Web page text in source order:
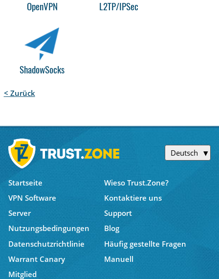
OpenVPN L2TP/IPSec
ShadowSocks
< Zurück
Deutsch
Startseite
Wieso Trust.Zone?
VPN Software
Kontaktiere uns
Server
Support
Nutzungsbedingungen
Blog
Datenschutzrichtlinie
Häufig gestellte Fragen
Warrant Canary
Manuell
Mitglied